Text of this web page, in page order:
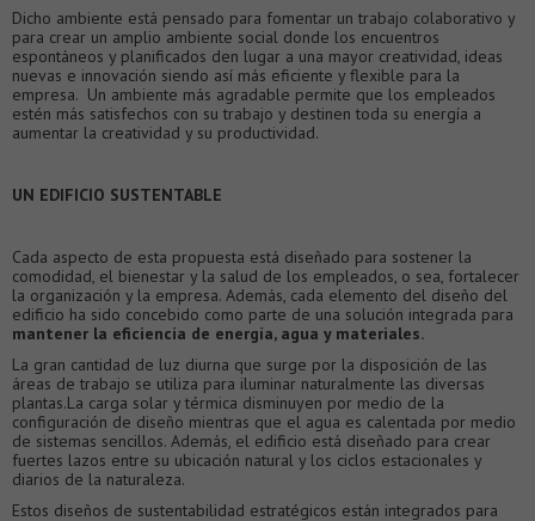
Dicho ambiente está pensado para fomentar un trabajo colaborativo y
para crear un amplio ambiente social donde los encuentros
espontáneos y planificados den lugar a una mayor creatividad, ideas
nuevas e innovación siendo así más eficiente y flexible para la
empresa. Un ambiente más agradable permite que los empleados
estén más satisfechos con su trabajo y destinen toda su energía a
aumentar la creatividad y su productividad.
UN EDIFICIO SUSTENTABLE
Cada aspecto de esta propuesta está diseñado para sostener la
comodidad, el bienestar y la salud de los empleados, o sea, fortalecer
la organización y la empresa. Además, cada elemento del diseño del
edificio ha sido concebido como parte de una solución integrada para
mantener la eficiencia de energía, agua y materiales.
La gran cantidad de luz diurna que surge por la disposición de las
áreas de trabajo se utiliza para iluminar naturalmente las diversas
plantas.La carga solar y térmica disminuyen por medio de la
configuración de diseño mientras que el agua es calentada por medio
de sistemas sencillos. Además, el edificio está diseñado para crear
fuertes lazos entre su ubicación natural y los ciclos estacionales y
diarios de la naturaleza.
Estos diseños de sustentabilidad estratégicos están integrados para